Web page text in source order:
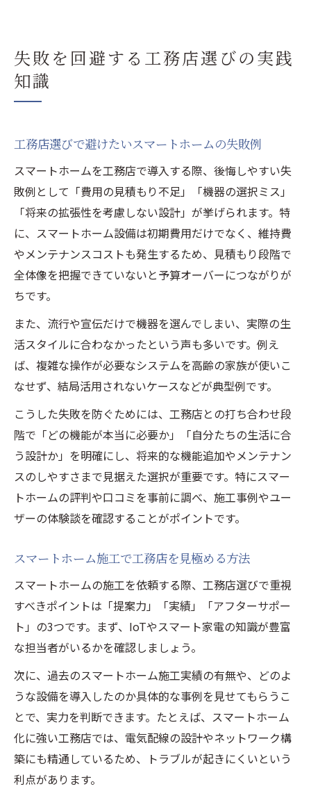
失敗を回避する工務店選びの実践
知識
工務店選びで避けたいスマートホームの失敗例
スマートホームを工務店で導入する際、後悔しやすい失
敗例として「費用の見積もり不足」「機器の選択ミス」
「将来の拡張性を考慮しない設計」が挙げられます。特
に、スマートホーム設備は初期費用だけでなく、維持費
やメンテナンスコストも発生するため、見積もり段階で
全体像を把握できていないと予算オーバーにつながりが
ちです。
また、流行や宣伝だけで機器を選んでしまい、実際の生
活スタイルに合わなかったという声も多いです。例え
ば、複雑な操作が必要なシステムを高齢の家族が使いこ
なせず、結局活用されないケースなどが典型例です。
こうした失敗を防ぐためには、工務店との打ち合わせ段
階で「どの機能が本当に必要か」「自分たちの生活に合
う設計か」を明確にし、将来的な機能追加やメンテナン
スのしやすさまで見据えた選択が重要です。特にスマー
トホームの評判や口コミを事前に調べ、施工事例やユー
ザーの体験談を確認することがポイントです。
スマートホーム施工で工務店を見極める方法
スマートホームの施工を依頼する際、工務店選びで重視
すべきポイントは「提案力」「実績」「アフターサポー
ト」の3つです。まず、IoTやスマート家電の知識が豊富
な担当者がいるかを確認しましょう。
次に、過去のスマートホーム施工実績の有無や、どのよ
うな設備を導入したのか具体的な事例を見せてもらうこ
とで、実力を判断できます。たとえば、スマートホーム
化に強い工務店では、電気配線の設計やネットワーク構
築にも精通しているため、トラブルが起きにくいという
利点があります。